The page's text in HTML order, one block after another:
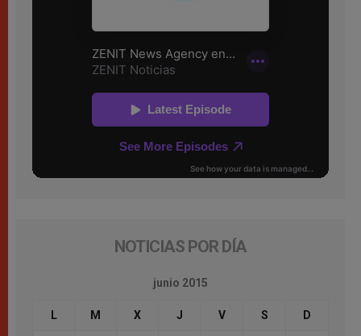
NOTICIAS POR DÍA
junio 2015
L M X J V S D